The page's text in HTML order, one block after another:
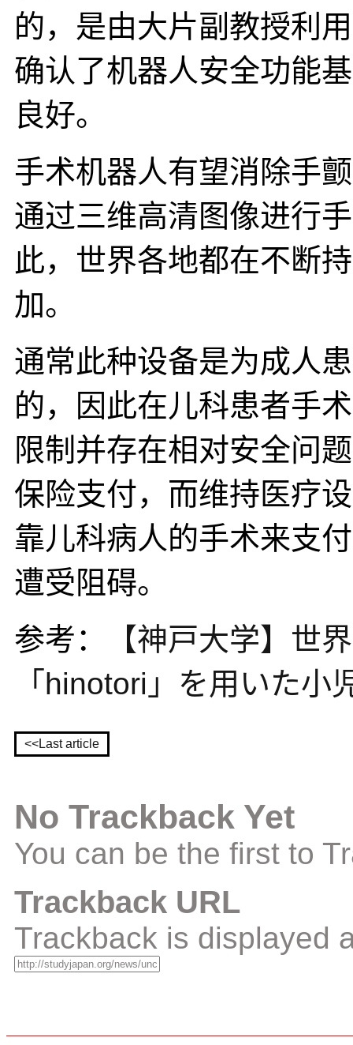
的，是由大片副教授利
确认了机器人安全功能
良好。
手术机器人有望消除手
通过三维高清图像进行
此，世界各地都在不断
加。
通常此种设备是为成人
的，因此在儿科患者手
限制并存在相对安全问
保险支付，而维持医疗
靠儿科病人的手术来支
遭受阻碍。
参考：
【神戸大学】世
「hinotori」を用いた小
<<Last article
No Trackback Yet
You can be the first to
Trackback URL
Trackback is displayed